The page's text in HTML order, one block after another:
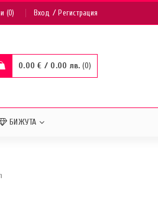
(0) Вход /Регистрация
0.00€ / 0.00 лв. 0
БИЖУТА